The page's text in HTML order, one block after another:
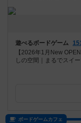
遊べるボードゲーム
【2026年1月New
しの空間｜まるでスイ
ボードゲームカフェ